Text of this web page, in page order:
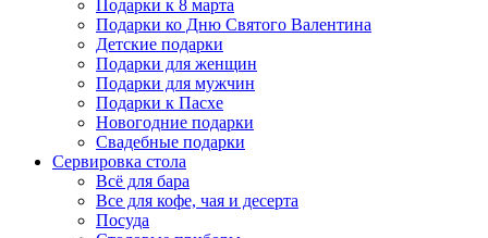
Подарки к 8 марта
Подарки ко Дню Святого Валентина
Детские подарки
Подарки для женщин
Подарки для мужчин
Подарки к Пасхе
Новогодние подарки
Свадебные подарки
Сервировка стола
Всё для бара
Все для кофе, чая и десерта
Посуда